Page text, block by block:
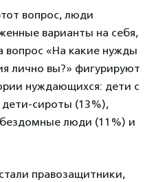
вопрос, люди
варианты на себя,
вопрос «На какие нужды
лично вы?» фигурируют
нуждающихся: дети с
сироты (13%),
люди (11%) и
правозащитники,